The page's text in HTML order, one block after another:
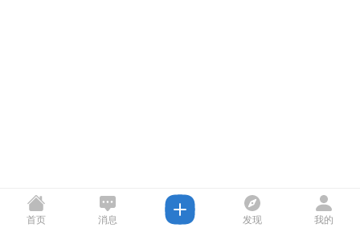
首页 消息 发现 我的